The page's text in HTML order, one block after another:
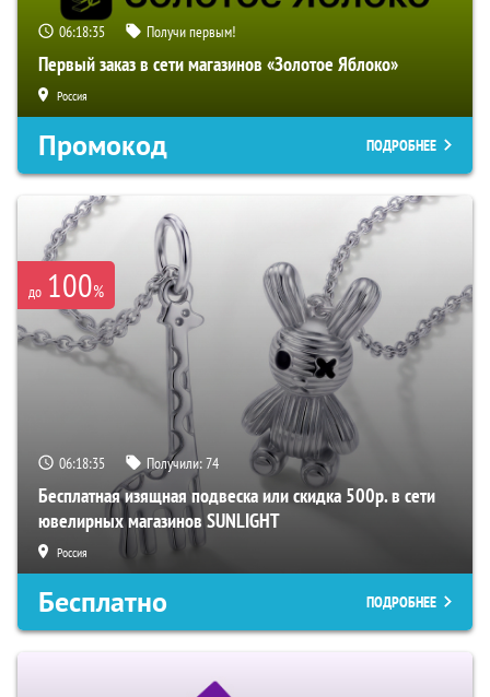
06:18:33 Получи первым!
Первый заказ в сети магазинов «Золотое Яблоко»
Россия
Промокод ПОДРОБНЕЕ
до 100%
06:18:33 Получили:74
Бесплатная изящная подвеска или скидка 500р. в сети
ювелирных магазинов SUNLIGHT
Россия
Бесплатно ПОДРОБНЕЕ